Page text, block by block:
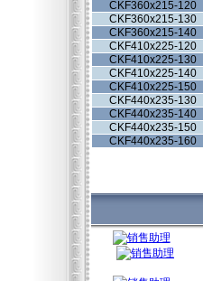
CKF360x215-120
CKF360x215-130
CKF360x215-140
CKF410x225-120
CKF410x225-130
CKF410x225-140
CKF410x225-150
CKF440x235-130
CKF440x235-140
CKF440x235-150
CKF440x235-160